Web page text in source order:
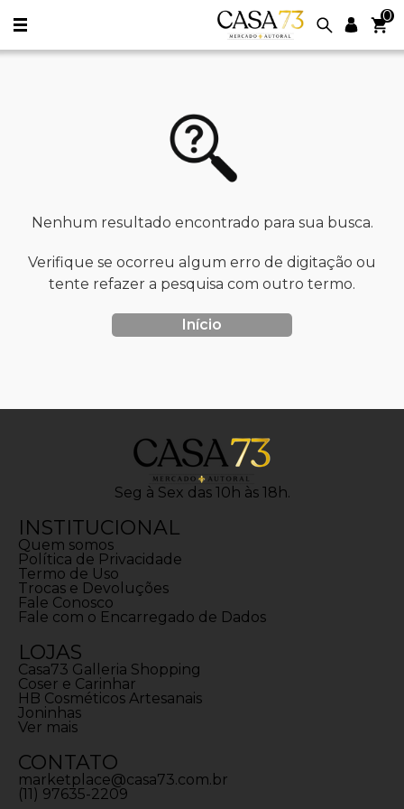
0
Nenhum resultado encontrado para sua busca.
Verifique se ocorreu algum erro de digitação ou
tente refazer a pesquisa com outro termo.
Início
Seg à Sex das 10h às 18h.
INSTITUCIONAL
Quem somos
Política de Privacidade
Termo de Uso
Trocas e Devoluções
Fale Conosco
Fale com o Encarregado de Dados
LOJAS
Casa73 Galleria Shopping
Coser e Carinhar
HB Cosméticos Artesanais
Joninhas
Ver mais
CONTATO
marketplace@casa73.com.br
(11) 97635-2209